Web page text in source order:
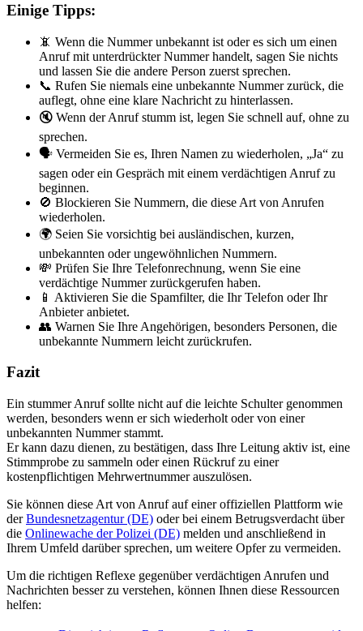
Einige Tipps:
📵 Wenn die Nummer unbekannt ist oder es sich um einen
Anruf mit unterdrückter Nummer handelt, sagen Sie nichts
und lassen Sie die andere Person zuerst sprechen.
📞 Rufen Sie niemals eine unbekannte Nummer zurück, die
auflegt, ohne eine klare Nachricht zu hinterlassen.
🔇 Wenn der Anruf stumm ist, legen Sie schnell auf, ohne zu
sprechen.
🗣️ Vermeiden Sie es, Ihren Namen zu wiederholen, „Ja“ zu
sagen oder ein Gespräch mit einem verdächtigen Anruf zu
beginnen.
🚫 Blockieren Sie Nummern, die diese Art von Anrufen
wiederholen.
🌍 Seien Sie vorsichtig bei ausländischen, kurzen,
unbekannten oder ungewöhnlichen Nummern.
💸 Prüfen Sie Ihre Telefonrechnung, wenn Sie eine
verdächtige Nummer zurückgerufen haben.
📱 Aktivieren Sie die Spamfilter, die Ihr Telefon oder Ihr
Anbieter anbietet.
👥 Warnen Sie Ihre Angehörigen, besonders Personen, die
unbekannte Nummern leicht zurückrufen.
Fazit
Ein stummer Anruf sollte nicht auf die leichte Schulter genommen
werden, besonders wenn er sich wiederholt oder von einer
unbekannten Nummer stammt.
Er kann dazu dienen, zu bestätigen, dass Ihre Leitung aktiv ist, eine
Stimmprobe zu sammeln oder einen Rückruf zu einer
kostenpflichtigen Mehrwertnummer auszulösen.
Sie können diese Art von Anruf auf einer offiziellen Plattform wie
derBundesnetzagentur (DE) oder bei einem Betrugsverdacht über
die Onlinewache der Polizei (DE) melden und anschließend in
Ihrem Umfeld darüber sprechen, um weitere Opfer zu vermeiden.
Um die richtigen Reflexe gegenüber verdächtigen Anrufen und
Nachrichten besser zu verstehen, können Ihnen diese Ressourcen
helfen: